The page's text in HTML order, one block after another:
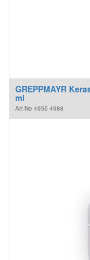
GREPPMAYR
ml
Art-No 4955 4988